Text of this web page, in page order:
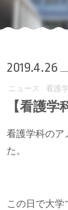
2019.4.26
ニュース 看護
【看護学
看護学科のア
た。
この日で大学